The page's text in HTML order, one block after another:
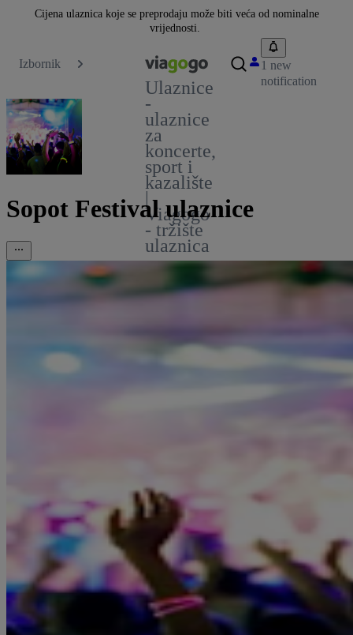
Cijena ulaznica koje se preprodaju može biti veća od nominalne
vrijednosti.
Izbornik
Ulaznice
-
ulaznice
za
koncerte,
sport i
kazalište
|
Viagogo
- tržište
ulaznica
1 new
notification
Sopot Festival ulaznice